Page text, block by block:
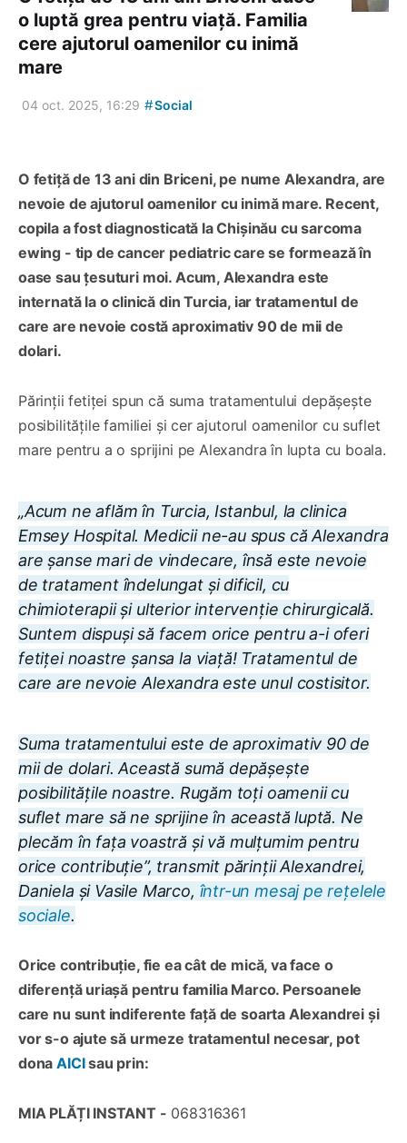
o luptă grea pentru viață. Familia
cere ajutorul oamenilor cu inimă
mare
04 oct. 2025, 16:29 #Social
O fetiță de 13 ani din Briceni, pe nume Alexandra, are
nevoie de ajutorul oamenilor cu inimă mare. Recent,
copila a fost diagnosticată la Chișinău cu sarcoma
ewing - tip de cancer pediatric care se formează în
oase sau țesuturi moi. Acum, Alexandra este
internată la o clinică din Turcia, iar tratamentul de
care are nevoie costă aproximativ 90 de mii de
dolari.
Părinții fetiței spun că suma tratamentului depășește
posibilitățile familiei și cer ajutorul oamenilor cu suflet
mare pentru a o sprijini pe Alexandra în lupta cu boala.
„Acum ne aflăm în Turcia, Istanbul, la clinica
Emsey Hospital. Medicii ne-au spus că Alexandra
are șanse mari de vindecare, însă este nevoie
de tratament îndelungat și dificil, cu
chimioterapii și ulterior intervenție chirurgicală.
Suntem dispuși să facem orice pentru a-i oferi
fetiței noastre șansa la viață! Tratamentul de
care are nevoie Alexandra este unul costisitor.
Suma tratamentului este de aproximativ 90 de
mii de dolari. Această sumă depășește
posibilitățile noastre. Rugăm toți oamenii cu
suflet mare să ne sprijine în această luptă. Ne
plecăm în fața voastră și vă mulțumim pentru
orice contribuție”, transmit părinții Alexandrei,
Daniela și Vasile Marco, într-un mesaj pe rețelele
sociale.
Orice contribuție, fie ea cât de mică, va face o
diferență uriașă pentru familia Marco. Persoanele
care nu sunt indiferente față de soarta Alexandrei și
vor s-o ajute să urmeze tratamentul necesar, pot
donaAICIsau prin:
MIA PLĂȚI INSTANT - 068316361